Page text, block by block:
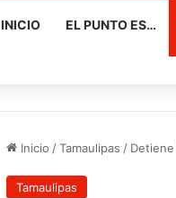
INICIO EL PUNTO ES…
Inicio /Tamaulipas /
Tamaulipas